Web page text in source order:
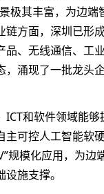
极其丰富，为边端
链方面，深圳已形
品、无线通信、工
，涌现了一批龙头
ICT和软件领域能够
主可控人工智能软
规模化应用，为边
施支撑。